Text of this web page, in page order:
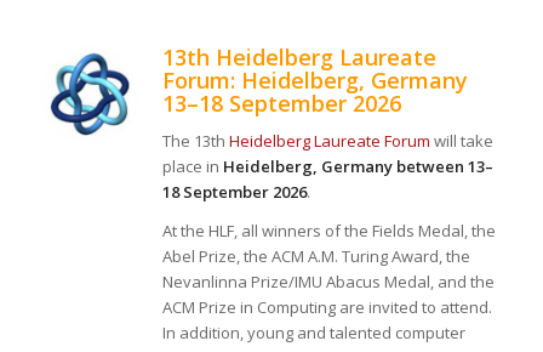
13th Heidelberg Laureate
Forum: Heidelberg, Germany
13–18 September 2026
The 13th Heidelberg Laureate Forum will take
place in Heidelberg, Germany between 13–
18 September 2026.
At the HLF, all winners of the Fields Medal, the
Abel Prize, the ACM A.M. Turing Award, the
Nevanlinna Prize/IMU Abacus Medal, and the
ACM Prize in Computing are invited to attend.
In addition, young and talented computer